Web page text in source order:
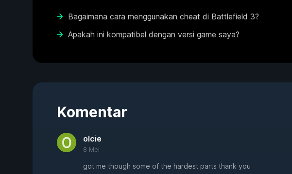
Bagaimana cara menggunakan cheat di Battlefield 3?
Apakah ini kompatibel dengan versi game saya?
Komentar
olcie
8 Mei
got me though some of the hardest parts thank you